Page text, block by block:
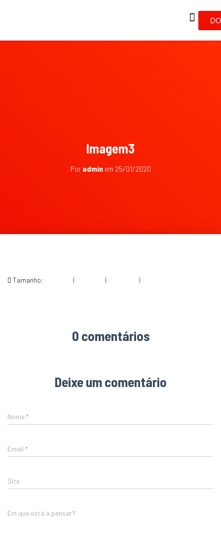
Imagem3
Por adminem 25/01/2020
Tamanho: | | |
0 comentários
Deixe um comentário
Nome*
Email *
Site
Em que está a pensar?